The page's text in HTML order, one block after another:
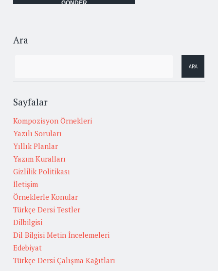
Ara
Sayfalar
Kompozisyon Örnekleri
Yazılı Soruları
Yıllık Planlar
Yazım Kuralları
Gizlilik Politikası
İletişim
Örneklerle Konular
Türkçe Dersi Testler
Dilbilgisi
Dil Bilgisi Metin İncelemeleri
Edebiyat
Türkçe Dersi Çalışma Kağıtları